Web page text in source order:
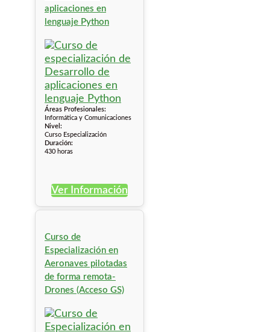
aplicaciones en
lenguaje Python
Áreas Profesionales:
Informática y Comunicaciones
Nivel:
Curso Especialización
Duración:
430 horas
Ver Información
Curso de
Especialización en
Aeronaves pilotadas
de forma remota-
Drones (Acceso GS)